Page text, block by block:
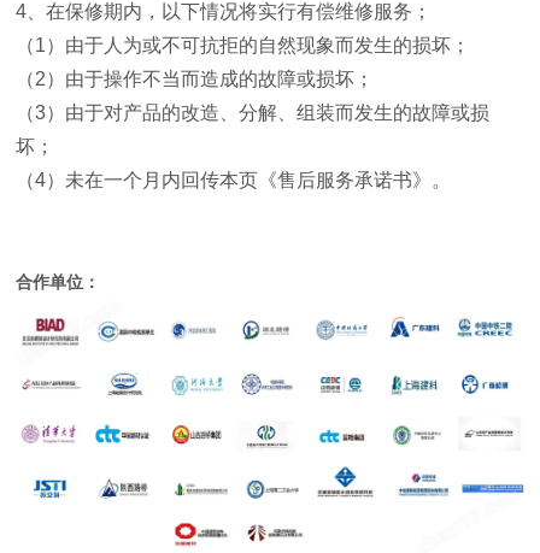
4 、在保修期内，以下情况将实行有偿维修服务；
（1）由于人为或不可抗拒的自然现象而发生的损坏；
（2）由于操作不当而造成的故障或损坏；
（3）由于对产品的改造、分解、组装而发生的故障或损
坏；
（4）未在一个月内回传本页《售后服务承诺书》。
合作单位：